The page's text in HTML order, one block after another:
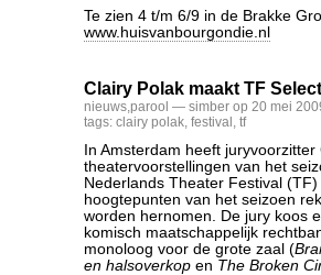
Te zien 4 t/m 6/9 in de Brakke
www.huisvanbourgondie.nl
Clairy Polak maakt TF
nieuws,parool — simber op 20 mei
tags: clairy polak, festival , tf
In Amsterdam heeft
theatervoorstellingen van het
Nederlands Theater Festival
hoogtepunten van het seizoen
worden hernomen. De jury koos
komisch maatschappelijk
monoloog voor de grote zaal (
en halsoverkop en The Broken